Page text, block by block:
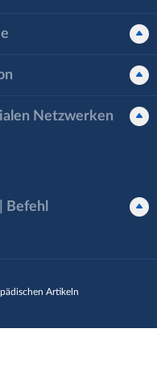
Artikeln
Netzwerken
Befehl